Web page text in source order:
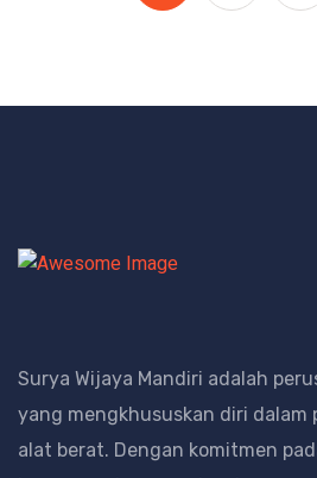
Surya Wijaya Mandiri adalah
yang mengkhususkan diri dalam
alat berat. Dengan komitmen